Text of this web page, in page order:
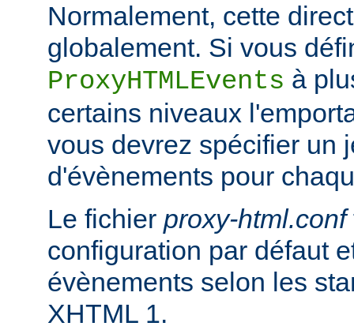
Normalement, cette
globalement. Si vous
ProxyHTMLEvents à
certains niveaux
vous devrez spécifier un
d'évènements pour
Le fichier proxy-html.conf
configuration par défaut
évènements selon les
XHTML 1.